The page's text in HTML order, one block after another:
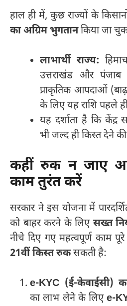
हाल ही में, कुछ राज्यों के
का अग्रिम भुगतानकिया जा
लाभार्थी राज्य:
उत्तराखंड और
प्राकृतिक आपदाओं
के लिए यह राशि पहले
यह दर्शाता है कि केंद्र
भी जल्द ही किस्त देने की
कहीं रुक न जाए
काम तुरंत करें
सरकार ने इस योजना में
को बाहर करने के लिए सख्त
नीचे दिए गए महत्वपूर्ण काम
21वीं किस्त रुकसकती है:
e-KYC (ई-केवाईसी)
का लाभ लेने के लिएe-